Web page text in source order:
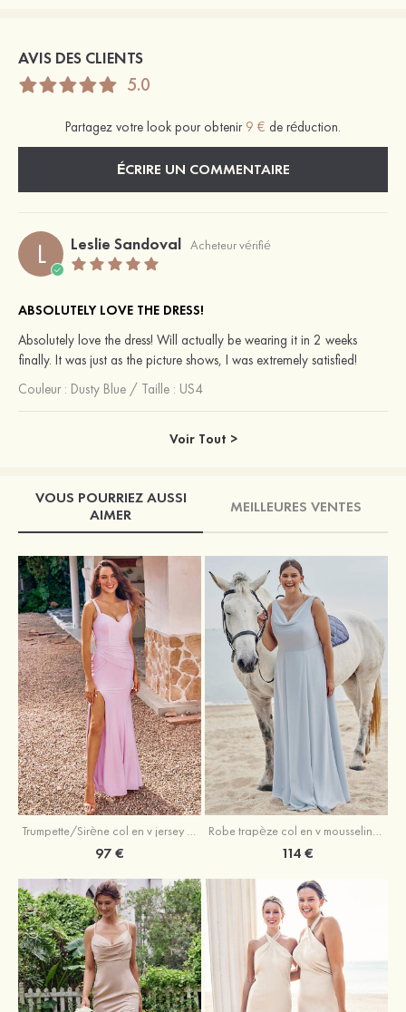
AVIS DES CLIENTS
5.0
Partagez votre look pour obtenir 9 € de réduction.
ÉCRIRE UN COMMENTAIRE
L Leslie Sandoval Acheteur vérifié
ABSOLUTELY LOVE THE DRESS!
Absolutely love the dress! Will actually be wearing it in 2 weeks
finally. It was just as the picture shows, I was extremely satisfied!
Couleur : Dusty Blue / Taille : US4
Voir Tout >
VOUS POURRIEZ AUSSI
AIMER
MEILLEURES VENTES
Trumpette/Sirène col en v jersey ras du sol robe de demoiselle d'honneur
97 €
Robe trapèze col en v mousseline ras du sol robe de demoiselle d'honneur
114 €